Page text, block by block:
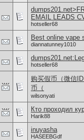
EMAIL LEADS
hotseller68
Best online vape
diannatunney1010
hotseller68
购买假币（微信
币（
wilsonyati
Кто проходил
Harik88
inuyasha
HASEEBGdf